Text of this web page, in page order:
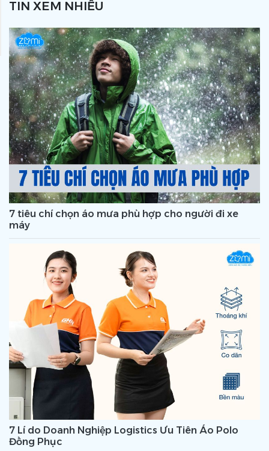
TIN XEM NHIỀU
7 tiêu chí chọn áo mưa phù hợp cho người đi xe
máy
7 Lí do Doanh Nghiệp Logistics Ưu Tiên Áo Polo
Đồng Phục